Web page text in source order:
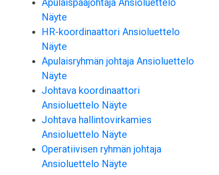
Apulaispääjohtaja Ansioluettelo
Näyte
HR-koordinaattori Ansioluettelo
Näyte
Apulaisryhmän johtaja Ansioluettelo
Näyte
Johtava koordinaattori
Ansioluettelo Näyte
Johtava hallintovirkamies
Ansioluettelo Näyte
Operatiivisen ryhmän johtaja
Ansioluettelo Näyte